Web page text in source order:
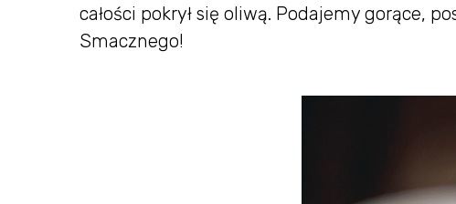
całości pokrył się oliwą. Podajemy gorące,
Smacznego!